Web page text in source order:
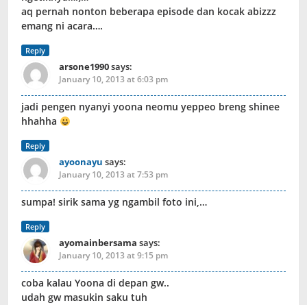
aq pernah nonton beberapa episode dan kocak abizzz
emang ni acara….
Reply
arsone1990says:
January 10, 2013 at 6:03 pm
jadi pengen nyanyi yoona neomu yeppeo breng shinee
hhahha
Reply
ayoonayu says:
January 10, 2013 at 7:53 pm
sumpa! sirik sama yg ngambil foto ini,…
Reply
ayomainbersama says:
January 10, 2013 at 9:15 pm
coba kalau Yoona di depan gw..
udah gw masukin saku tuh